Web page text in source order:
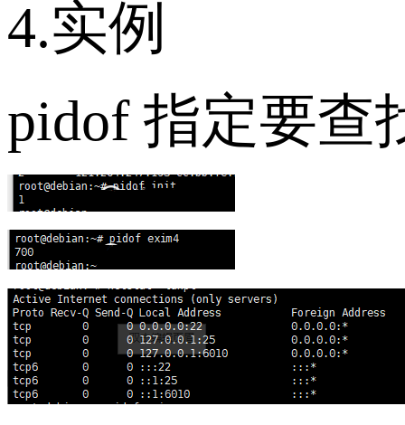
4.实例
pidof 指定要查